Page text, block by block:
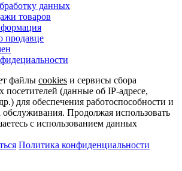
данных
товаров
продавце
файлы cookies и сервисы сбора
посетителей (данные об IP-адресе,
для обеспечения работоспособности и
обслуживания. Продолжая использовать
с использованием данных
Политика конфиденциальности